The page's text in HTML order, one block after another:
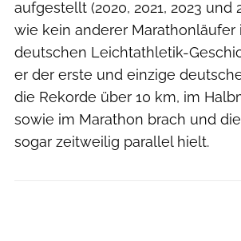
aufgestellt (2020, 2021, 2023 und
wie kein anderer Marathonläufer
deutschen Leichtathletik-
er der erste und einzige
die Rekorde über 10 km, im
sowie im Marathon brach und
sogar zeitweilig parallel hielt.